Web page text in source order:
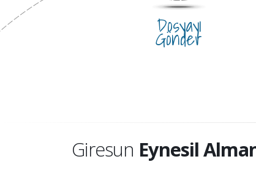
Dosyayı
Gönder
Giresun Eynesil